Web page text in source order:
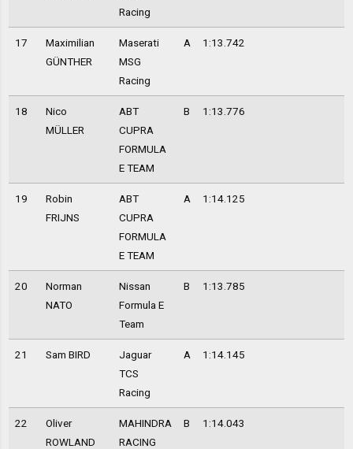
Racing
17
Maximilian
GÜNTHER
Maserati
MSG
Racing
A 1:13.742
18
Nico
MÜLLER
ABT
CUPRA
FORMULA
E TEAM
B 1:13.776
19
Robin
FRIJNS
ABT
CUPRA
FORMULA
E TEAM
A 1:14.125
20
Norman
NATO
Nissan
Formula E
Team
B 1:13.785
21 Sam BIRD
Jaguar
TCS
Racing
A 1:14.145
22
Oliver
ROWLAND
MAHINDRA
RACING
B 1:14.043